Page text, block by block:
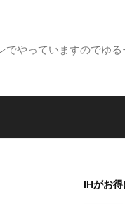
やっていますのでゆる
IHがお